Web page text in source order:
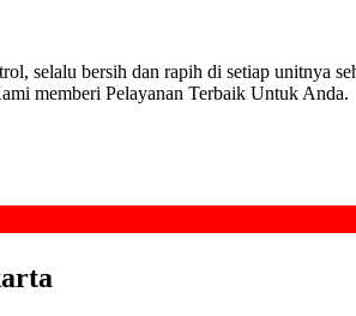
bersih dan rapih di setiap unitnya
memberi Pelayanan Terbaik Untuk Anda.